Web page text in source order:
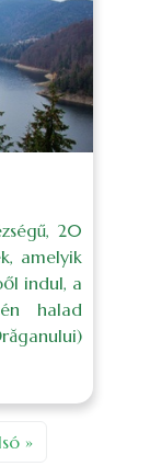
20
amelyik
indul, a
halad
oldal
»